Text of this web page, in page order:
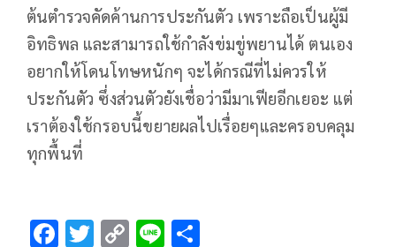
ต้นตำรวจคัดค้านการประกันตัว เพราะถือเป็นผู้มี
อิทธิพล และสามารถใช้กำลังข่มขู่พยานได้ ตนเอง
อยากให้โดนโทษหนักๆ จะได้กรณีที่ไม่ควรให้
ประกันตัว ซึ่งส่วนตัวยังเชื่อว่ามีมาเฟียอีกเยอะ แต่
เราต้องใช้กรอบนี้ขยายผลไปเรื่อยๆและครอบคลุม
ทุกพื้นที่
F T C Li